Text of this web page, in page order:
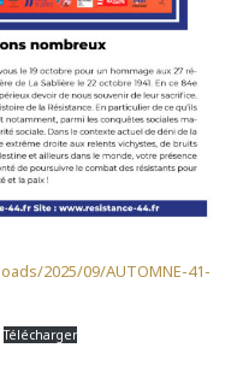
2025/09/AUTOMNE-41-
Télécharger